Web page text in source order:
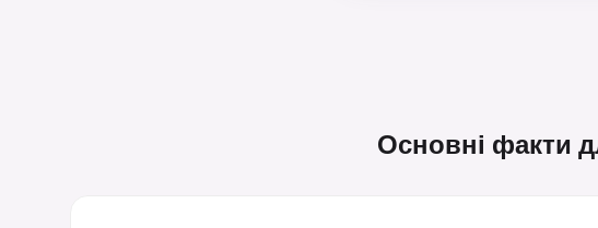
Основні факти